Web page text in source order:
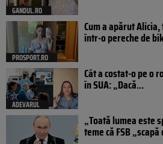
GANDUL.RO
PROSPORT.RO
Cum a apărut
într-o pereche de
ADEVARUL
Cât a costat-o pe o
în SUA: „Dacă...
„Toată lumea este
teme că FSB